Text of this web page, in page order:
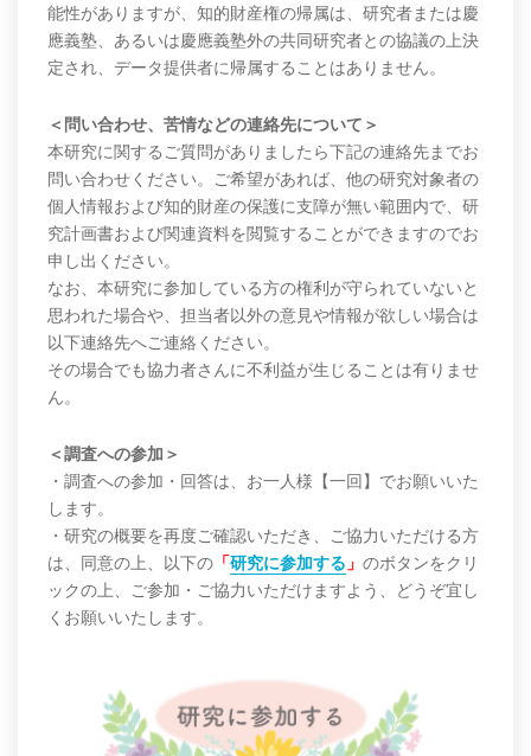
能性がありますが、知的財産権の帰属は、研究者または慶
應義塾、あるいは慶應義塾外の共同研究者との協議の上決
定され、データ提供者に帰属することはありません。
＜問い合わせ、苦情などの連絡先について＞
本研究に関するご質問がありましたら下記の連絡先までお
問い合わせください。ご希望があれば、他の研究対象者の
個人情報および知的財産の保護に支障が無い範囲内で、研
究計画書および関連資料を閲覧することができますのでお
申し出ください。
なお、本研究に参加している方の権利が守られていないと
思われた場合や、担当者以外の意見や情報が欲しい場合は
以下連絡先へご連絡ください。
その場合でも協力者さんに不利益が生じることは有りませ
ん。
＜調査への参加＞
・調査への参加・回答は、お一人様【一回】でお願いいた
します。
・研究の概要を再度ご確認いただき、ご協力いただける方
は、同意の上、以下の 「研究に参加する 」 のボタンをクリ
ックの上、ご参加・ご協力いただけますよう、どうぞ宜し
くお願いいたします。